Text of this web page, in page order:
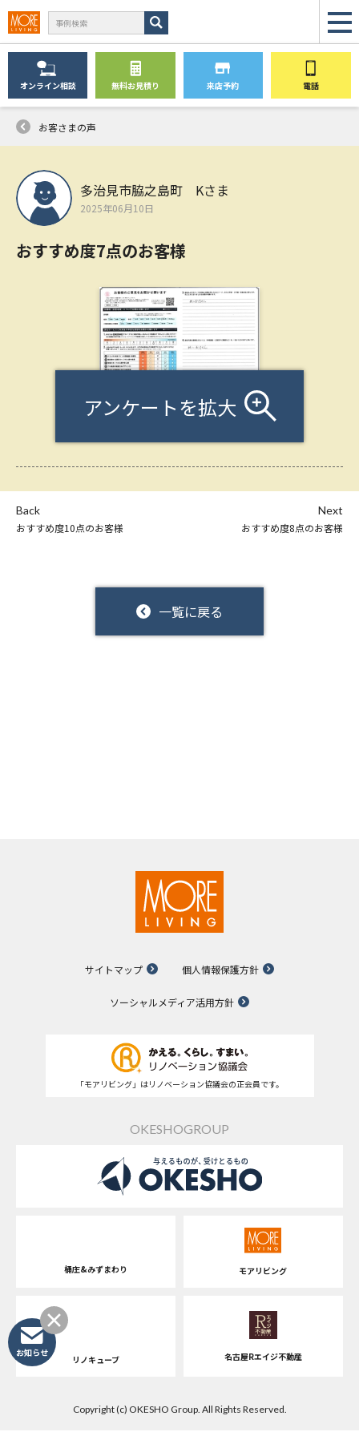
オンライン相談 無料お見積り 来店予約 電話
お客さまの声
多治見市脇之島町 Kさま
2025年06月10日
おすすめ度7点のお客様
アンケートを拡大
Back
おすすめ度10点のお客様
一覧に戻る
Next
おすすめ度8点のお客様
サイトマップ 個人情報保護方針
ソーシャルメディア活用方針
「モアリビング」はリノベーション協議会の正会員です。
OKESHOGROUP
桶庄&みずまわり モアリビング
リノキューブ 名古屋Rエイジ不動産
Copyright (c) OKESHO Group. All Rights Reserved.
お知らせ